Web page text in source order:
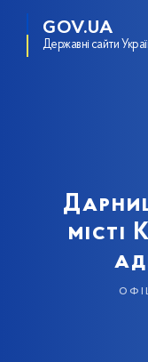
GOV.UA
Державні сайти
місті